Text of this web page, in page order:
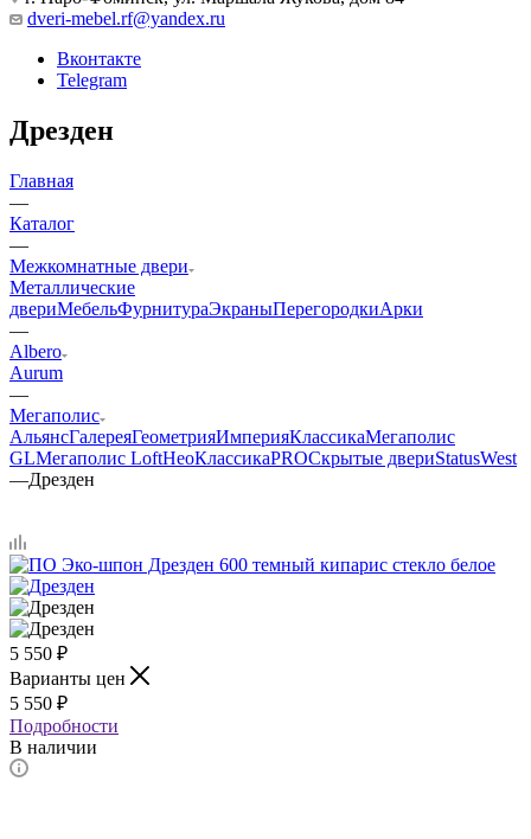
dveri-mebel.rf@yandex.ru
Вконтакте
Telegram
Дрезден
Главная
—
Каталог
—
Межкомнатные двери
Металлические
двериМебельФурнитураЭкраныПерегородкиАрки
—
Albero
Aurum
—
Мегаполис
АльянсГалереяГеометрияИмперияКлассикаМегаполис
GLМегаполис LoftНеоКлассикаPROСкрытые двериStatusWest
—Дрезден
5 550 ₽
Варианты цен
5 550 ₽
Подробности
В наличии